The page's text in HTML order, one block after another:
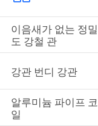
이음새가 없는 정밀
도 강철 관
강관 번디 강관
알루미늄 파이프 코
일